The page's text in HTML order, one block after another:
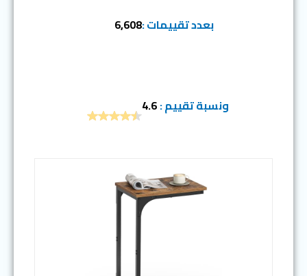
بعدد تقييمات :6,608
ونسبة تقييم :4.6